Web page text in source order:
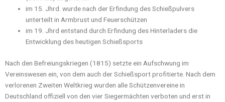
im 15. Jhrd. wurde nach der Erfindung des Schießpulvers
unterteilt in Armbrust und Feuerschützen
im 19. Jhrd entstand durch Erfindung des Hinterladers die
Entwicklung des heutigen Schießsports
Nach den Befreiungskriegen (1815) setzte ein Aufschwung im
Vereinswesen ein, von dem auch der Schießsport profitierte. Nach dem
verlorenen Zweiten Weltkrieg wurden alle Schützenvereine in
Deutschland offiziell von den vier Siegermächten verboten und erst in